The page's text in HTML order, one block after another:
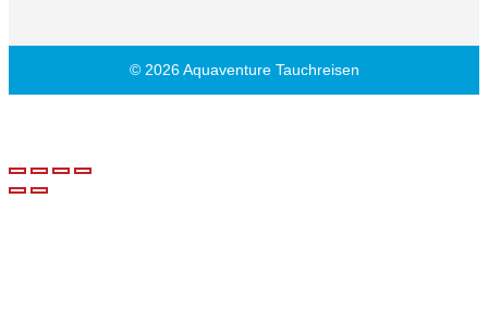
© 2026 Aquaventure Tauchreisen